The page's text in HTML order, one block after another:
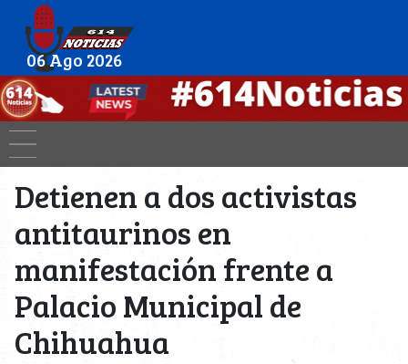
06 Ago 2026
Detienen a dos activistas
antitaurinos en
manifestación frente a
Palacio Municipal de
Chihuahua